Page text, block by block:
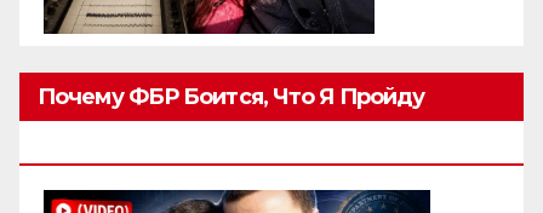
Почему ФБР Боится, Что Я Пройду